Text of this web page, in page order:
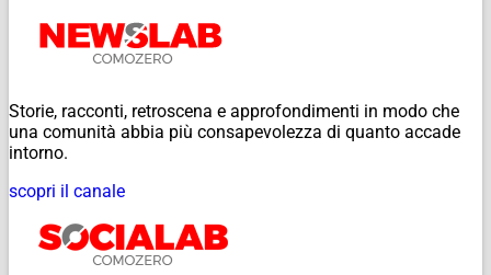
Storie, racconti, retroscena e approfondimenti in modo che
una comunità abbia più consapevolezza di quanto accade
intorno.
scopri il canale